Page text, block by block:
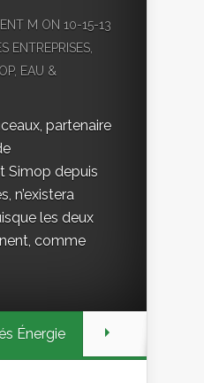
M ON 10-15-13
ENTREPRISES
, EAU &
partenaire
Simop depuis
n’existera
les deux
comme
Énergie